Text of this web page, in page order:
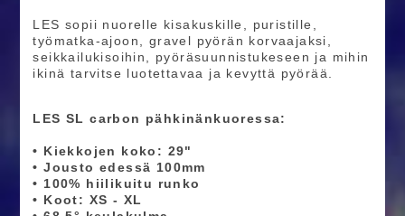
LES sopii nuorelle kisakuskille, puristille,
työmatka-ajoon, gravel pyörän korvaajaksi,
seikkailukisoihin, pyöräsuunnistukeseen ja mihin
ikinä tarvitse luotettavaa ja kevyttä pyörää.
LES SL carbon pähkinänkuoressa:
• Kiekkojen koko: 29"
• Jousto edessä 100mm
• 100% hiilikuitu runko
• Koot: XS - XL